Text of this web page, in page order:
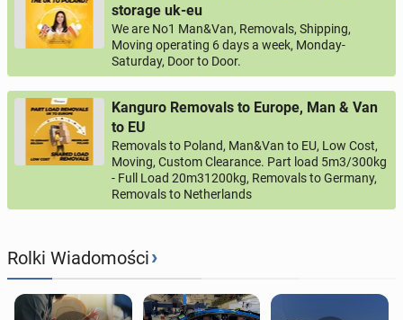
storage uk-eu
We are No1 Man&Van, Removals, Shipping,
Moving operating 6 days a week, Monday-
Saturday, Door to Door.
Kanguro Removals to Europe, Man & Van
to EU
Removals to Poland, Man&Van to EU, Low Cost,
Moving, Custom Clearance. Part load 5m3/300kg
- Full Load 20m31200kg, Removals to Germany,
Removals to Netherlands
Rolki Wiadomości›